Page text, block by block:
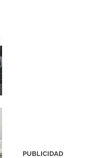
PUBLICIDAD